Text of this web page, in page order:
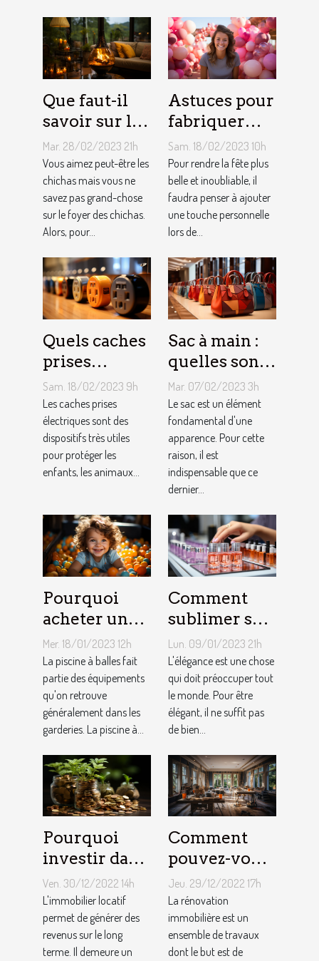
Que faut-il
savoir sur le
foyer chicha
?
Mar. 28/02/2023 21h
Vous aimez peut-être les
chichas mais vous ne
savez pas grand-chose
sur le foyer des chichas.
Alors, pour...
Astuces pour
fabriquer
une arche de
ballons
Sam. 18/02/2023 10h
Pour rendre la fête plus
belle et inoubliable, il
faudra penser à ajouter
une touche personnelle
lors de...
Quels caches
prises
électriques
choisir ?
Sam. 18/02/2023 9h
Les caches prises
électriques sont des
dispositifs très utiles
pour protéger les
enfants, les animaux...
Sac à main :
quelles sont
les astuces
pour faire un
choix
approprié ?
Mar. 07/02/2023 3h
Le sac est un élément
fondamental d'une
apparence. Pour cette
raison, il est
indispensable que ce
dernier...
Pourquoi
acheter une
piscine à
balles à son
bébé ?
Mer. 18/01/2023 12h
La piscine à balles fait
partie des équipements
qu'on retrouve
généralement dans les
garderies. La piscine à...
Comment
sublimer ses
ongles ?
Lun. 09/01/2023 21h
L'élégance est une chose
qui doit préoccuper tout
le monde. Pour être
élégant, il ne suffit pas
de bien...
Pourquoi
investir dans
l'immobilier
?
Ven. 30/12/2022 14h
L'immobilier locatif
permet de générer des
revenus sur le long
terme. Il demeure un
Comment
pouvez-vous
faire une
rénovation
immobilière
?
Jeu. 29/12/2022 17h
La rénovation
immobilière est un
ensemble de travaux
dont le but est de